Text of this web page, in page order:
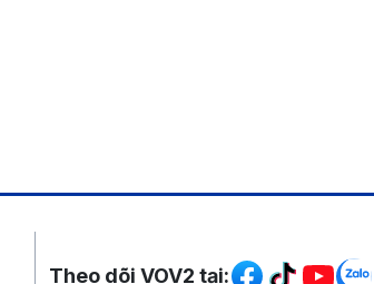
Mạng xã hội
Theo dõi VOV2 tại: